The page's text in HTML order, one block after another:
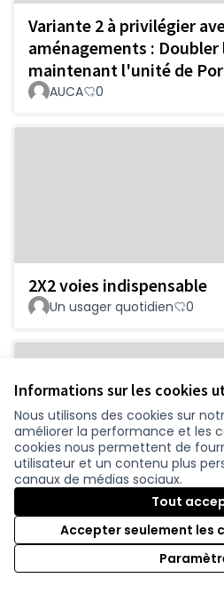
Informations sur les cookies
Nous utilisons des cookies sur
améliorer la performance et les
cookies nous permettent de
utilisateur et un contenu plus
canaux de médias sociaux.
Tout
Accepter seulement les
Variante 2 à privilégier
aménagements :
maintenant l'unité de
AUCA 0
2X2 voies indispensable
Un usager quotidien 0
Chaumes en retz- pornic
nomiche 0